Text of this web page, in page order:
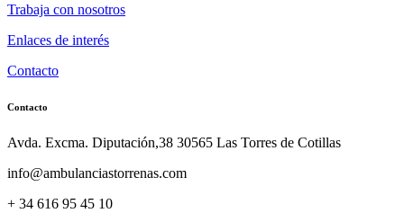
Trabaja con nosotros
Enlaces de interés
Contacto
Contacto
Avda. Excma. Diputación,38 30565 Las Torres de Cotillas
info@ambulanciastorrenas.com
+ 34 616 95 45 10